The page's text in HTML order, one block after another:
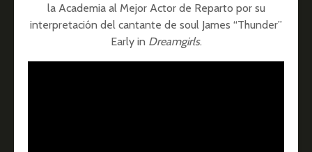
la Academia al Mejor Actor de Reparto por su
interpretación del cantante de soul James “Thunder”
Early in Dreamgirls.